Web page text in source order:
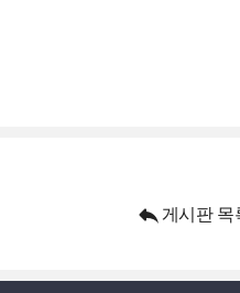
 게시판 목